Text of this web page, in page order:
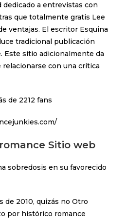
dedicado a entrevistas con
que totalmente gratis Lee
ventajas. El escritor Esquina
tradicional publicación
Este sitio adicionalmente da
relacionarse con una crítica
de 2212 fans
Sitio web
sobredosis en su favorecido
de 2010, quizás no Otro
por histórico romance